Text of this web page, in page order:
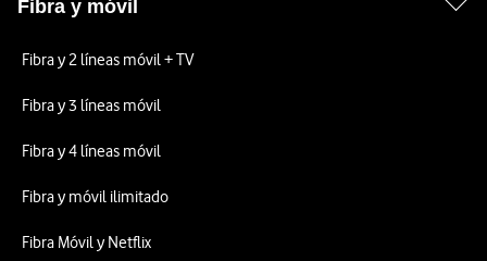
Fibra y móvil
Fibra y 2 líneas móvil + TV
Fibra y 3 líneas móvil
Fibra y 4 líneas móvil
Fibra y móvil ilimitado
Fibra Móvil y Netflix